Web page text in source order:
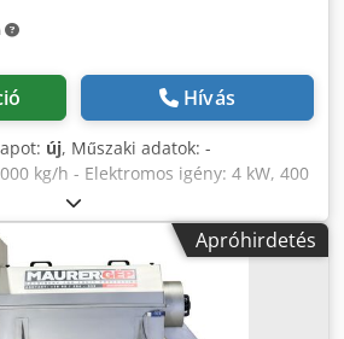
Hívás
új, Műszaki adatok: -
kg/h - Elektromos igény: 4 kW, 400
Anyagminőség: WNr. 1.4301, AISI 304
Aqnfjpfx Apvea - Méret:
Kiadási magasság: 1270 mm - Súly:
280 L/műszak - Üzemi víz (20-
- Vízcsatlakozások: 3/4 “
minősítésű elektronika Daráló
Apróhirdetés